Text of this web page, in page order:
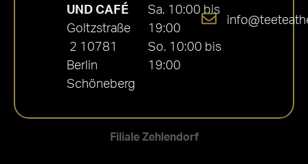
Filiale Zehlendorf
UND CAFÉ
Goltzstraße
2 10781
Berlin
Schöneberg
Sa. 10:00 bis
19:00
So. 10:00 bis
19:00